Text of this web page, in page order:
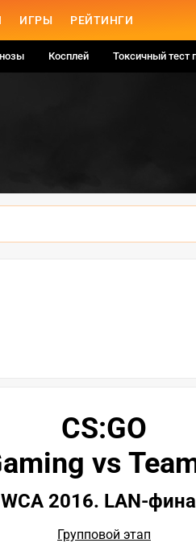
ИГРЫ РЕЙТИНГИ
Косплей Токсичный тест
CS:GO
vs
WCA 2016. LAN-
Групповой этап